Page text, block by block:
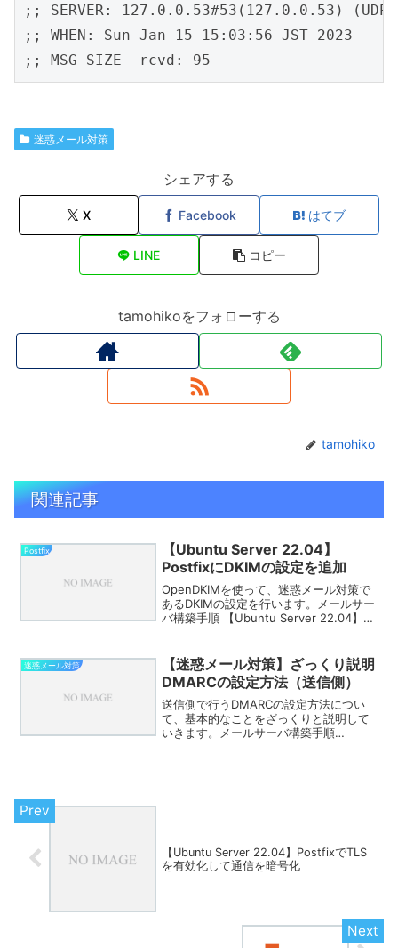
;; SERVER: 127.0.0.53#53(127.0.0.53) (UDP)
;; WHEN: Sun Jan 15 15:03:56 JST 2023
迷惑メール対策
シェアする
X Facebook はてブ
LINE コピー
tamohikoをフォローする
tamohiko
関連記事
Postfix
【Ubuntu Server 22.04】
PostfixにDKIMの設定を追加
OpenDKIMを使って、迷惑メール対策で
あるDKIMの設定を行います。メールサー
バ構築手順 【Ubuntu Server 22.04】
迷惑メール対策
【迷惑メール対策】ざっくり説明
DMARCの設定方法（送信側）
送信側で行うDMARCの設定方法につい
て、基本的なことをざっくりと説明して
いきます。メールサーバ構築手順
【Ubuntu Server 22.04】PostfixでTLS
を有効化して通信を暗号化